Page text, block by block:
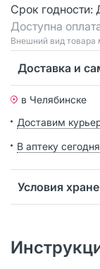
Срок годности:
Доступна
Bнешний вид товара
Доставка и
в Челябинске
Доставим
В аптеку
Условия